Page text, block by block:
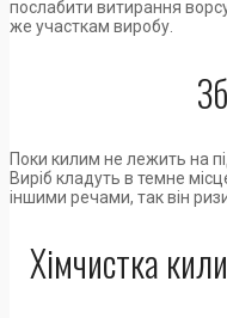
послабити витирання
же участкам виробу.
Поки килим не лежить на
Виріб кладуть в темне
іншими речами, так він
Хімчистка